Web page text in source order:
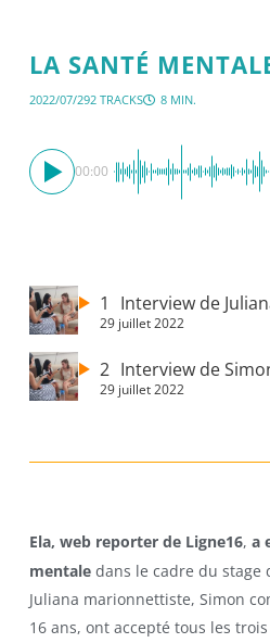
LA SANTÉ
2022/07/292 TRACKS 8 MIN.
00:00
1 Interview de
29 juillet 2022
2
29 juillet 2022
Ela, web reporter de Ligne16, a
mentale dans le cadre du stage
Juliana marionnettiste, Simon
16 ans, ont accepté tous les